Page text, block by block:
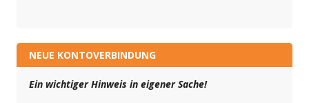
NEUE KONTOVERBINDUNG
Ein wichtiger Hinweis in eigener Sache!